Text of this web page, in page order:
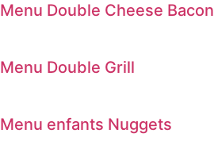
Menu Double Cheese Bacon
Menu Double Grill
Menu enfants Nuggets